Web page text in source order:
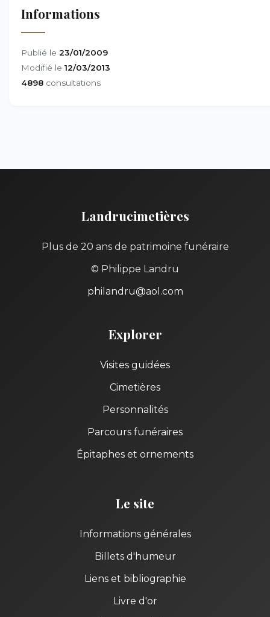
Informations
Publié le 23/01/2009
Modifié le 12/03/2013
4898 consultations
Landrucimetières
Plus de 20 ans de patrimoine funéraire
© Philippe Landru
philandru@aol.com
Explorer
Visites guidées
Cimetières
Personnalités
Parcours funéraires
Épitaphes et ornements
Le site
Informations générales
Billets d'humeur
Liens et bibliographie
Livre d'or